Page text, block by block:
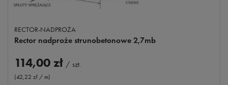
RECTOR-NADPROŻA
Rector nadproże strunobetonowe 2,7mb
114,00 zł / szt.
(42,22 zł / m)